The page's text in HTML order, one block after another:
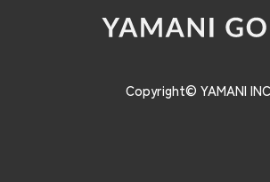
Copyright© YAMANI